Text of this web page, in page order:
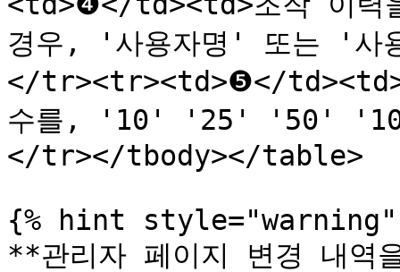
경우, '사용자명' 또는 '사
</tr><tr><td>❺</td><td>
수를, '10' '25' '50' '100'
</tr></tbody></table>
{% hint style="warning"
**관리자 페이지 변경 내역